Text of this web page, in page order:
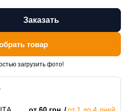
Заказать
товар
загрузить фото!